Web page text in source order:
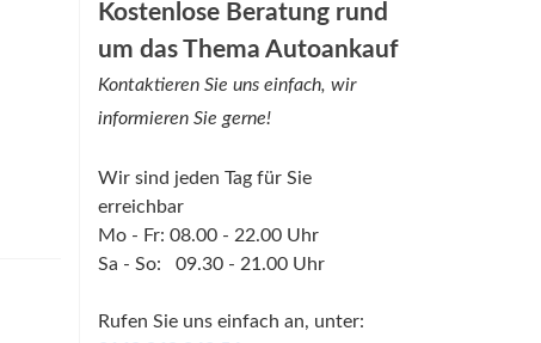
Kostenlose Beratung rund
um das Thema Autoankauf
Kontaktieren Sie uns einfach, wir
informieren Sie gerne!
Wir sind jeden Tag für Sie
erreichbar
Mo - Fr: 08.00 - 22.00 Uhr
Sa - So: 09.30 - 21.00 Uhr
Rufen Sie uns einfach an, unter: